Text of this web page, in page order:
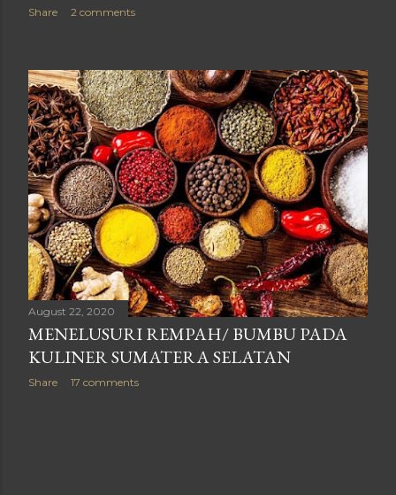
Share 2 comments
August 22, 2020
MENELUSURI REMPAH/ BUMBU PADA
KULINER SUMATERA SELATAN
Share 17 comments